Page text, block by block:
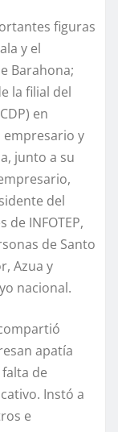
figuras
y el
Barahona;
la filial del
en
empresario y
junto a su
del
INFOTEP,
de Santo
Azua y
nacional.
apatía
de
Instó a
e